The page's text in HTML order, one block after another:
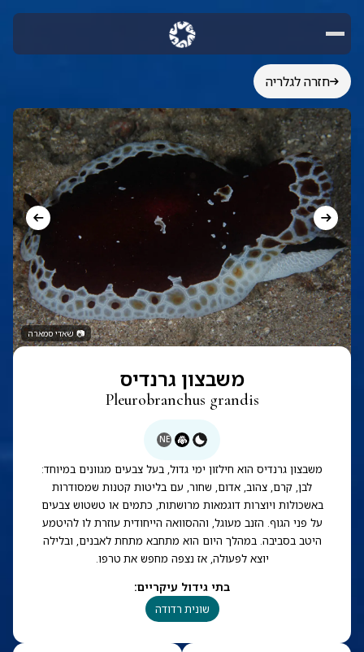
חזרה לגלריה
📷שאדי סמארה
משבצון גרנדיס
Pleurobranchus grandis
NE
משבצון גרנדיס הוא חילזון ימי גדול, בעל צבעים מגוונים במיוחד:
לבן, קרם, צהוב, אדום, שחור, עם בליטות קטנות שמסודרות
באשכולות ויוצרות דוגמאות מרושתות, כתמים או טשטוש צבעים
על פני הגוף. הזנב מעוגל, וההסוואה הייחודית עוזרת לו להיטמע
היטב בסביבה. במהלך היום הוא מתחבא מתחת לאבנים, ובלילה
יוצא לפעולה, אז נצפה מחפש את טרפו.
בתי גידול עיקריים:
שונית רדודה